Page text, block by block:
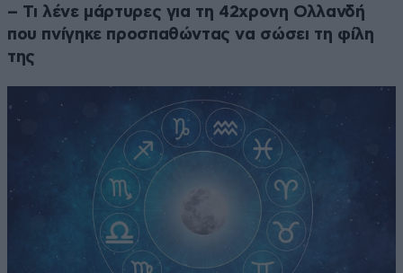
– Τι λένε μάρτυρες για τη 42χρονη Ολλανδή
που πνίγηκε προσπαθώντας να σώσει τη φίλη
της